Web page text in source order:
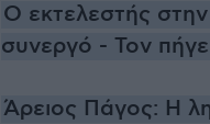
Ο εκτελεστής
συνεργό - Τον
Άρειος Πάγος: Η